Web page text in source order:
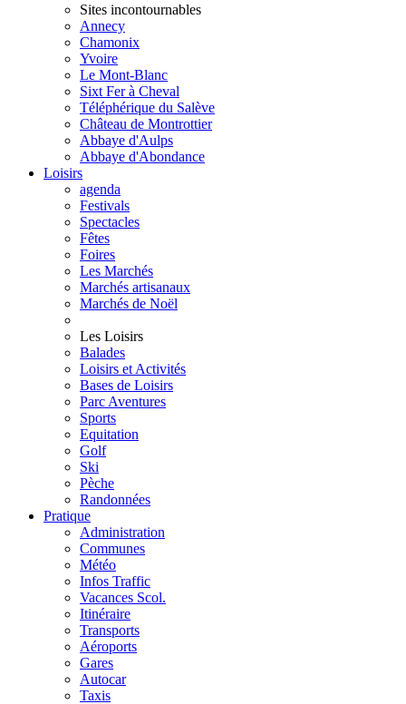
Sites incontournables
Annecy
Chamonix
Yvoire
Le Mont-Blanc
Sixt Fer à Cheval
Téléphérique du Salève
Château de Montrottier
Abbaye d'Aulps
Abbaye d'Abondance
Loisirs
agenda
Festivals
Spectacles
Fêtes
Foires
Les Marchés
Marchés artisanaux
Marchés de Noël
Les Loisirs
Balades
Loisirs et Activités
Bases de Loisirs
Parc Aventures
Sports
Equitation
Golf
Ski
Pèche
Randonnées
Pratique
Administration
Communes
Météo
Infos Traffic
Vacances Scol.
Itinéraire
Transports
Aéroports
Gares
Autocar
Taxis